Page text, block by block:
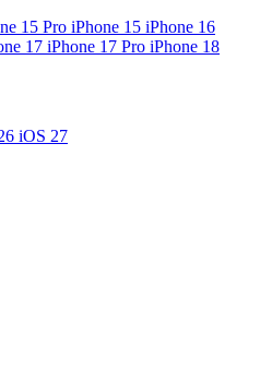
15 Pro iPhone 15 iPhone 16
17 iPhone 17 Pro iPhone 18
iOS 27